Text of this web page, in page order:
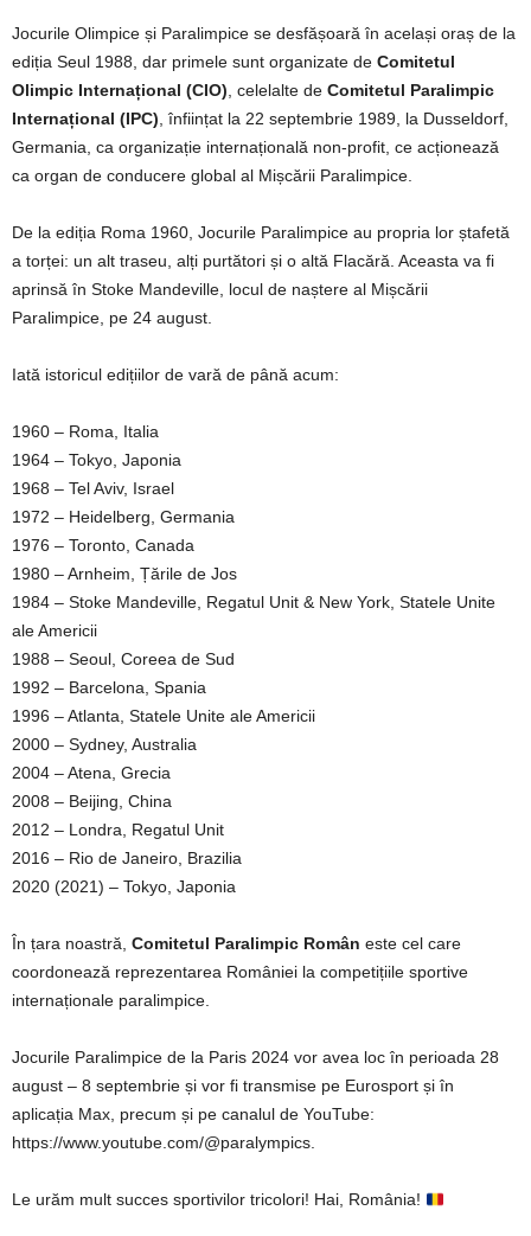
Jocurile Olimpice și Paralimpice se desfășoară în același oraș de la
ediția Seul 1988, dar primele sunt organizate de Comitetul
Olimpic Internațional (CIO), celelalte de Comitetul Paralimpic
Internațional (IPC), înființat la 22 septembrie 1989, la Dusseldorf,
Germania, ca organizație internațională non-profit, ce acționează
ca organ de conducere global al Mișcării Paralimpice.
De la ediția Roma 1960, Jocurile Paralimpice au propria lor ștafetă
a torței: un alt traseu, alți purtători și o altă Flacără. Aceasta va fi
aprinsă în Stoke Mandeville, locul de naștere al Mișcării
Paralimpice, pe 24 august.
Iată istoricul edițiilor de vară de până acum:
1960 – Roma, Italia
1964 – Tokyo, Japonia
1968 – Tel Aviv, Israel
1972 – Heidelberg, Germania
1976 – Toronto, Canada
1980 – Arnheim, Țările de Jos
1984 – Stoke Mandeville, Regatul Unit & New York, Statele Unite
ale Americii
1988 – Seoul, Coreea de Sud
1992 – Barcelona, Spania
1996 – Atlanta, Statele Unite ale Americii
2000 – Sydney, Australia
2004 – Atena, Grecia
2008 – Beijing, China
2012 – Londra, Regatul Unit
2016 – Rio de Janeiro, Brazilia
2020 (2021) – Tokyo, Japonia
În țara noastră, Comitetul Paralimpic Român este cel care
coordonează reprezentarea României la competițiile sportive
internaționale paralimpice.
Jocurile Paralimpice de la Paris 2024 vor avea loc în perioada 28
august – 8 septembrie și vor fi transmise pe Eurosport și în
aplicația Max, precum și pe canalul de YouTube:
https://www.youtube.com/@paralympics.
Le urăm mult succes sportivilor tricolori! Hai, România!